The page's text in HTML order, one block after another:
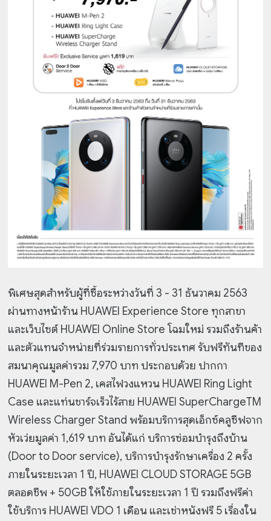
พิเศษสุดสำหรับผู้ที่ซื้อระหว่างวันที่ 3 - 31 ธันวาคม 2563
ผ่านทางหน้าร้าน HUAWEI Experience Store ทุกสาขา
และเว็บไซต์ HUAWEI Online Store โฉมใหม่ รวมถึงร้านค้า
และตัวแทนจำหน่ายที่ร่วมรายการทั่วประเทศ รับฟรีทันทีของ
สมนาคุณมูลค่ารวม 7,970 บาท ประกอบด้วย ปากกา
HUAWEI M-Pen 2, เคสไฟวงแหวน HUAWEI Ring Light
Case และแท่นชาร์จเร็วไร้สาย HUAWEI SuperChargeTM
Wireless Charger Stand พร้อมบริการสุดเอ็กซ์คลูซีฟจาก
หัวเว่ยมูลค่า 1,619 บาท อันได้แก่ บริการซ่อมบำรุงถึงบ้าน
(Door to Door service), บริการบำรุงรักษาเครื่อง 2 ครั้ง
ภายในระยะเวลา 1 ปี, HUAWEI CLOUD STORAGE 5GB
ตลอดชีพ + 50GB ให้ใช้ภายในระยะเวลา 1 ปี รวมถึงฟรีค่า
ใช้บริการ HUAWEI VDO 1 เดือน และเช่าหนังฟรี 5 เรื่องใน